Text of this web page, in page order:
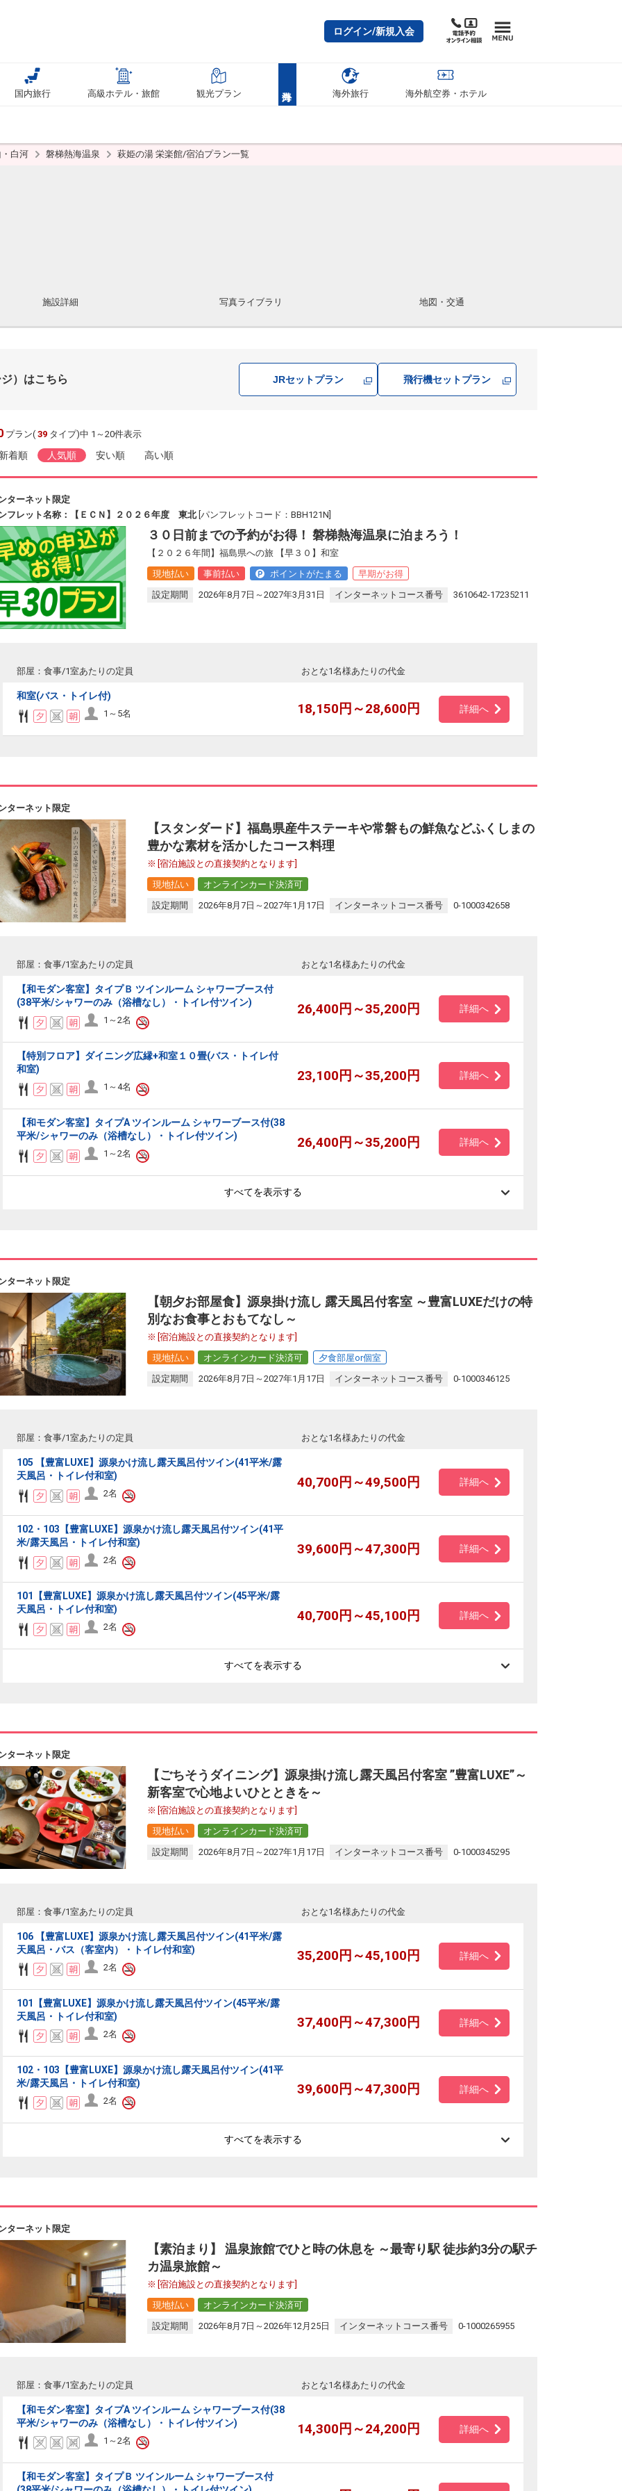
ログイン/新規入会
国内旅行 高級ホテル・旅館 観光プラン 海外旅行 海外航空券・ホテル
白河 磐梯熱海温泉 萩姫の湯 栄楽館/宿泊プラン一覧
施設詳細 写真ライブラリ 地図・交通
）はこちら JRセットプラン 飛行機セットプラン
プラン( 39 タイプ)中 1～20件表示
着順 人気順 安い順 高い順
ターネット限定
フレット名称：【ＥＣＮ】２０２６年度 東北 [パンフレットコード：BBH121N]
３０日前までの予約がお得！ 磐梯熱海温泉に泊まろう！
【２０２６年間】福島県への旅 【早３０】和室
現地払い
事前払い ポイントがたまる
早期がお得
設定期間
2026年8月7日～2027年3月31日 インターネットコース番号 3610642-17235211
部屋：食事/1室あたりの定員 おとな1名様あたりの代金
和室(バス・トイレ付)
1～5名 18,150円～28,600円 詳細へ
ターネット限定
【スタンダード】福島県産牛ステーキや常磐もの鮮魚などふくしまの
豊かな素材を活かしたコース料理
[宿泊施設との直接契約となります]
現地払い
オンラインカード決済可
設定期間
2026年8月7日～2027年1月17日 インターネットコース番号 0-1000342658
部屋：食事/1室あたりの定員 おとな1名様あたりの代金
【和モダン客室】タイプＢ ツインルーム シャワーブース付
(38平米/シャワーのみ（浴槽なし）・トイレ付ツイン)
1～2名
26,400円～35,200円 詳細へ
【特別フロア】ダイニング広縁+和室１０畳(バス・トイレ付
和室)
1～4名
23,100円～35,200円 詳細へ
【和モダン客室】タイプA ツインルーム シャワーブース付(38
平米/シャワーのみ（浴槽なし）・トイレ付ツイン)
1～2名
26,400円～35,200円 詳細へ
すべてを表示する
ターネット限定
【朝夕お部屋食】源泉掛け流し 露天風呂付客室 ～豊富LUXEだけの特
別なお食事とおもてなし～
[宿泊施設との直接契約となります]
現地払い
オンラインカード決済可
夕食部屋or個室
設定期間
2026年8月7日～2027年1月17日 インターネットコース番号 0-1000346125
部屋：食事/1室あたりの定員 おとな1名様あたりの代金
105 【豊富LUXE】源泉かけ流し露天風呂付ツイン(41平米/露
天風呂・トイレ付和室)
2名
40,700円～49,500円 詳細へ
102・103【豊富LUXE】源泉かけ流し露天風呂付ツイン(41平
米/露天風呂・トイレ付和室)
2名
39,600円～47,300円 詳細へ
101【豊富LUXE】源泉かけ流し露天風呂付ツイン(45平米/露
天風呂・トイレ付和室)
2名
40,700円～45,100円 詳細へ
すべてを表示する
ターネット限定
【ごちそうダイニング】源泉掛け流し露天風呂付客室 ”豊富LUXE”～
新客室で心地よいひとときを～
[宿泊施設との直接契約となります]
現地払い
オンラインカード決済可
設定期間
2026年8月7日～2027年1月17日 インターネットコース番号 0-1000345295
部屋：食事/1室あたりの定員 おとな1名様あたりの代金
106 【豊富LUXE】源泉かけ流し露天風呂付ツイン(41平米/露
天風呂・バス（客室内）・トイレ付和室)
2名
35,200円～45,100円 詳細へ
101【豊富LUXE】源泉かけ流し露天風呂付ツイン(45平米/露
天風呂・トイレ付和室)
2名
37,400円～47,300円 詳細へ
102・103【豊富LUXE】源泉かけ流し露天風呂付ツイン(41平
米/露天風呂・トイレ付和室)
2名
39,600円～47,300円 詳細へ
すべてを表示する
ターネット限定
【素泊まり】 温泉旅館でひと時の休息を ～最寄り駅 徒歩約3分の駅チ
カ温泉旅館～
[宿泊施設との直接契約となります]
現地払い
オンラインカード決済可
設定期間
2026年8月7日～2026年12月25日 インターネットコース番号 0-1000265955
部屋：食事/1室あたりの定員 おとな1名様あたりの代金
【和モダン客室】タイプA ツインルーム シャワーブース付(38
平米/シャワーのみ（浴槽なし）・トイレ付ツイン)
1～2名
14,300円～24,200円 詳細へ
【和モダン客室】タイプＢ ツインルーム シャワーブース付